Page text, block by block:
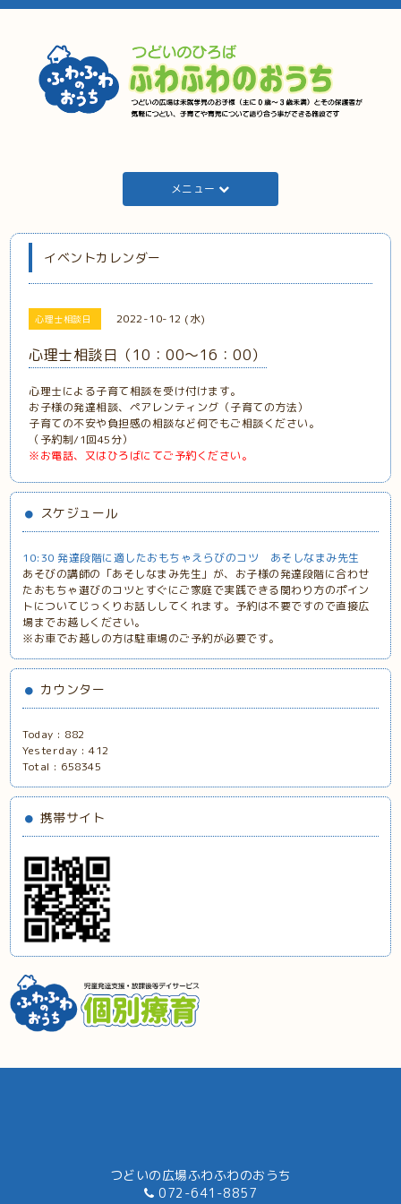
メニュー
イベントカレンダー
心理士相談日 2022-10-12 (水)
心理士相談日（10：00～16：00）
心理士による子育て相談を受け付けます。
お子様の発達相談、ペアレンティング（子育ての方法）
子育ての不安や負担感の相談など何でもご相談ください。
（予約制/1回45分）
※お電話、又はひろばにてご予約ください。
スケジュール
10:30 発達段階に適したおもちゃえらびのコツ あそしなまみ先生
あそびの講師の「あそしなまみ先生」が、お子様の発達段階に合わせ
たおもちゃ選びのコツとすぐにご家庭で実践できる関わり方のポイン
トについてじっくりお話ししてくれます。予約は不要ですので直接広
場までお越しください。
※お車でお越しの方は駐車場のご予約が必要です。
カウンター
Today : 882
Yesterday :412
Total : 658345
携帯サイト
つどいの広場ふわふわのおうち
072-641-8857